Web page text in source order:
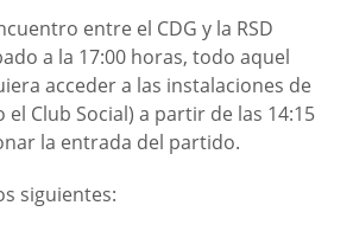
entre el CDG y la RSD
a la 17:00 horas, todo aquel
acceder a las instalaciones de
el Club Social) a partir de las 14:15
la entrada del partido.
siguientes: